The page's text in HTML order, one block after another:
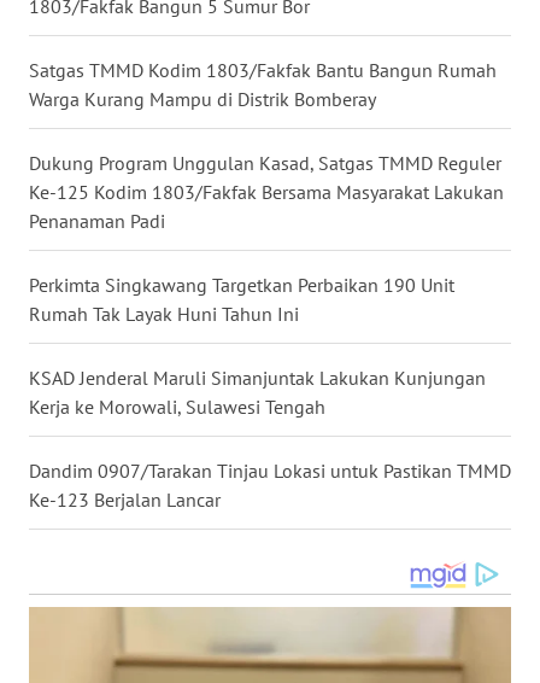
1803/Fakfak Bangun 5 Sumur Bor
Satgas TMMD Kodim 1803/Fakfak Bantu Bangun Rumah
Warga Kurang Mampu di Distrik Bomberay
Dukung Program Unggulan Kasad, Satgas TMMD Reguler
Ke-125 Kodim 1803/Fakfak Bersama Masyarakat Lakukan
Penanaman Padi
Perkimta Singkawang Targetkan Perbaikan 190 Unit
Rumah Tak Layak Huni Tahun Ini
KSAD Jenderal Maruli Simanjuntak Lakukan Kunjungan
Kerja ke Morowali, Sulawesi Tengah
Dandim 0907/Tarakan Tinjau Lokasi untuk Pastikan TMMD
Ke-123 Berjalan Lancar
SULBAR
BABEL
WN
WN
BENGKULU
WN
LAMPUNG
WN